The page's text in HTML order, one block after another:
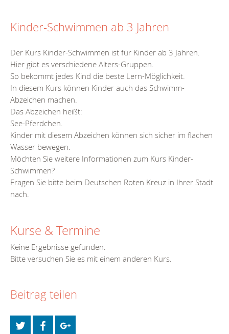
Kinder-Schwimmen ab 3 Jahren
Der Kurs Kinder-Schwimmen ist für Kinder ab 3 Jahren.
Hier gibt es verschiedene Alters-Gruppen.
So bekommt jedes Kind die beste Lern-Möglichkeit.
In diesem Kurs können Kinder auch das Schwimm-
Abzeichen machen.
Das Abzeichen heißt:
See-Pferdchen.
Kinder mit diesem Abzeichen können sich sicher im flachen
Wasser bewegen.
Möchten Sie weitere Informationen zum Kurs Kinder-
Schwimmen?
Fragen Sie bitte beim Deutschen Roten Kreuz in Ihrer Stadt
nach.
Kurse & Termine
Keine Ergebnisse gefunden.
Bitte versuchen Sie es mit einem anderen Kurs.
Beitrag teilen